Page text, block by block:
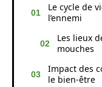
Le cycle de
l’ennemi
Les lieux
mouches
Impact des
le bien-être